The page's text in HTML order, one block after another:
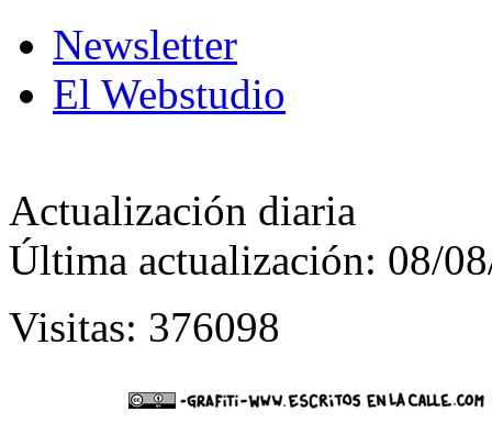
Newsletter
El Webstudio
Actualización diaria
Última actualización: 08/
Visitas: 376098